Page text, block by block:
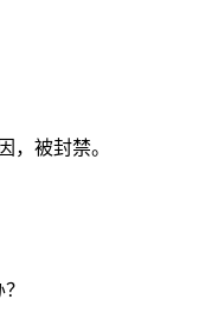
，被封禁。